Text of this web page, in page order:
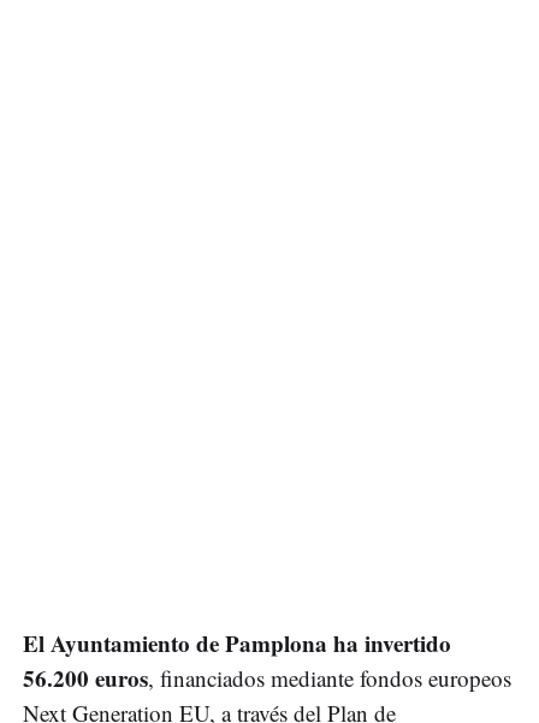
El Ayuntamiento de Pamplona ha invertido
56.200 euros, financiados mediante fondos europeos
Next Generation EU, a través del Plan de